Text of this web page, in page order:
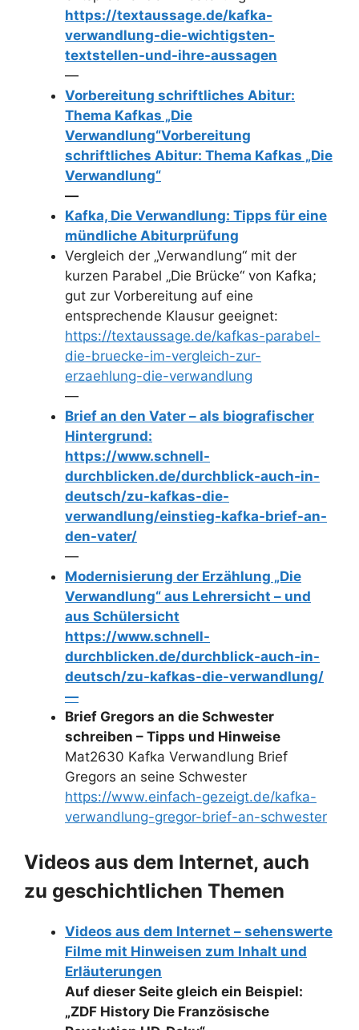
https://textaussage.de/kafka-
verwandlung-die-wichtigsten-
textstellen-und-ihre-aussagen
—
Vorbereitung schriftliches Abitur:
Thema Kafkas „Die
Verwandlung“Vorbereitung
schriftliches Abitur: Thema Kafkas „Die
Verwandlung“
—
Kafka, Die Verwandlung: Tipps für eine
mündliche Abiturprüfung
Vergleich der „Verwandlung“ mit der
kurzen Parabel „Die Brücke“ von Kafka;
gut zur Vorbereitung auf eine
entsprechende Klausur geeignet:
https://textaussage.de/kafkas-parabel-
die-bruecke-im-vergleich-zur-
erzaehlung-die-verwandlung
—
Brief an den Vater – als biografischer
Hintergrund:
https://www.schnell-
durchblicken.de/durchblick-auch-in-
deutsch/zu-kafkas-die-
verwandlung/einstieg-kafka-brief-an-
den-vater/
—
Modernisierung der Erzählung „Die
Verwandlung“ aus Lehrersicht – und
aus Schülersicht
https://www.schnell-
durchblicken.de/durchblick-auch-in-
deutsch/zu-kafkas-die-verwandlung/
—
Brief Gregors an die Schwester
schreiben – Tipps und Hinweise
Mat2630 Kafka Verwandlung Brief
Gregors an seine Schwester
https://www.einfach-gezeigt.de/kafka-
verwandlung-gregor-brief-an-schwester
Videos aus dem Internet, auch
zu geschichtlichen Themen
Videos aus dem Internet – sehenswerte
Filme mit Hinweisen zum Inhalt und
Erläuterungen
Auf dieser Seite gleich ein Beispiel:
„ZDF History Die Französische